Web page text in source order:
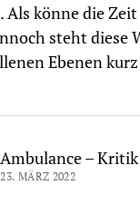
könne die
steht diese
Ebenen
Ambulance – Kritik
23. MÄRZ 2022